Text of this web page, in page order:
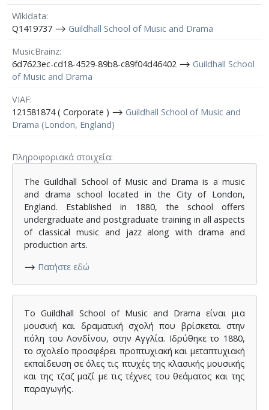
Wikidata
Q1419737 ⟶ Guildhall School of Music and Drama
MusicBrainz
6d7623ec-cd18-4529-89b8-c89f04d46402 ⟶ Guildhall School
of Music and Drama
VIAF
121581874 ( Corporate ) ⟶ Guildhall School of Music and
Drama (London, England)
Πληροφοριακά στοιχεία
The Guildhall School of Music and Drama is a music
and drama school located in the City of London,
England. Established in 1880, the school offers
undergraduate and postgraduate training in all aspects
of classical music and jazz along with drama and
production arts.
⟶ Πατήστε εδώ
Το Guildhall School of Music and Drama είναι μια
μουσική και δραματική σχολή που βρίσκεται στην
πόλη του Λονδίνου, στην Αγγλία. Ιδρύθηκε το 1880,
το σχολείο προσφέρει προπτυχιακή και μεταπτυχιακή
εκπαίδευση σε όλες τις πτυχές της κλασικής μουσικής
και της τζαζ μαζί με τις τέχνες του θεάματος και της
παραγωγής.